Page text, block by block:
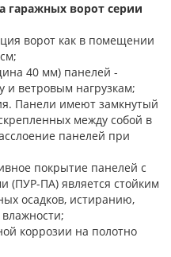
гаражных ворот серии
ворот как в помещении
40 мм) панелей -
и ветровым нагрузкам;
Панели имеют замкнутый
между собой в
панелей при
покрытие панелей с
(ПУР-ПА) является стойким
осадков, истиранию,
коррозии на полотно